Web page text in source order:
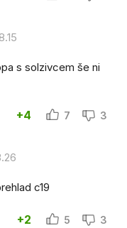
s solzivcem še ni
+4 7 3
c19
+2 5 3